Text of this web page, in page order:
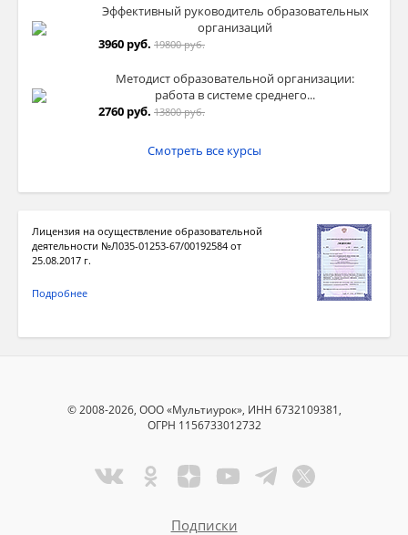
Эффективный руководитель образовательных
организаций
3960 руб. 19800 руб.
Методист образовательной организации:
работа в системе среднего...
2760 руб. 13800 руб.
Смотреть все курсы
Лицензия на осуществление образовательной
деятельности №Л035-01253-67/00192584 от
25.08.2017 г.
Подробнее
© 2008-2026, ООО «Мультиурок», ИНН 6732109381,
ОГРН 1156733012732
Подписки